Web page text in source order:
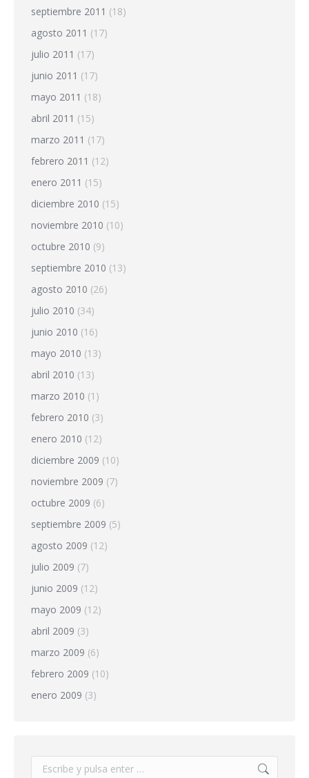
septiembre 2011 (18)
agosto 2011 (17)
julio 2011 (17)
junio 2011 (17)
mayo 2011 (18)
abril 2011 (15)
marzo 2011 (17)
febrero 2011 (12)
enero 2011 (15)
diciembre 2010 (15)
noviembre 2010 (10)
octubre 2010 (9)
septiembre 2010 (13)
agosto 2010 (26)
julio 2010 (34)
junio 2010 (16)
mayo 2010 (13)
abril 2010 (13)
marzo 2010 (1)
febrero 2010 (3)
enero 2010 (12)
diciembre 2009 (10)
noviembre 2009 (7)
octubre 2009 (6)
septiembre 2009 (5)
agosto 2009 (12)
julio 2009 (7)
junio 2009 (12)
mayo 2009 (12)
abril 2009 (3)
marzo 2009 (6)
febrero 2009 (10)
enero 2009 (3)
Buscar: